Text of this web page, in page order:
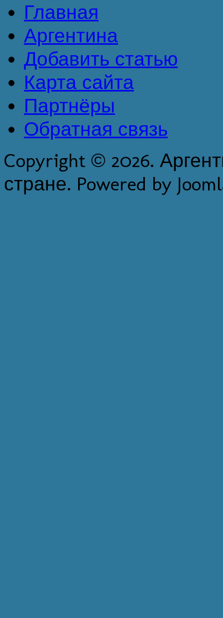
Главная
Аргентина
Добавить статью
Карта сайта
Партнёры
Обратная связь
Copyright © 2026.
стране. Powered by